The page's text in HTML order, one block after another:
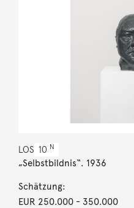
LOS 10 N
„Selbstbildnis“. 1936
Schätzung:
EUR 250.000- 350.000